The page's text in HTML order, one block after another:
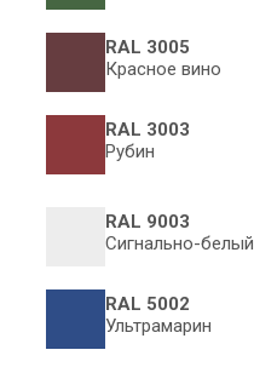
RAL 3005
Красное вино
RAL 3003
Рубин
RAL 9003
Сигнально-белый
RAL 5002
Ультрамарин